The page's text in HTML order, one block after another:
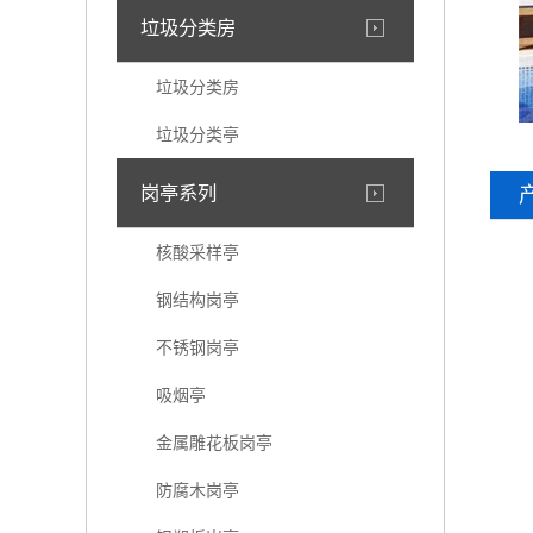
垃圾分类房
垃圾分类房
垃圾分类亭
岗亭系列
核酸采样亭
钢结构岗亭
不锈钢岗亭
吸烟亭
金属雕花板岗亭
防腐木岗亭